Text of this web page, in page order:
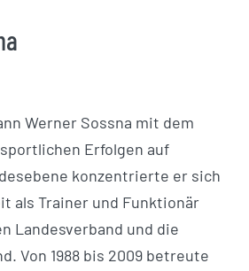
Werner Sossna mit dem
Erfolgen auf
konzentrierte er sich
als Trainer und Funktionär
Landesverband und die
Von 1988 bis 2009 betreute